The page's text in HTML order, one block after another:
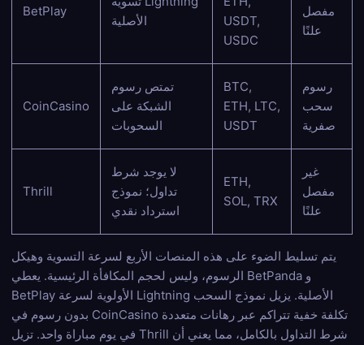
BetPlay
الأصلية
USDT,
USDC
مفصل
علنًا
CoinCasino
تمتص رسوم
الشبكة على
السحوبات
BTC,
ETH, LTC,
USDT
رسوم
سحب
صفرية
Thrill
لا يوجد شرط
تداول؛ نموذج
استرداد نقدي
ETH,
SOL, TRX
غير
مفصل
علنًا
يتم تسليط الضوء على هذه المنصات الأربع لسرعة التسوية وهيكل
الرسوم، وليس لحجم المكافأة الرئيسية. يعطي BetPanda و
BetPlay الأولوية لسرعة Lightning الأصلية. يزيل نموذج السحب
بدون رسوم في CoinCasino تكلفة خفية تتراكم عبر رهانات متعددة
في يوم مباراة واحد. تزيل Thrill شرط التداول بالكامل، مما يعني أن